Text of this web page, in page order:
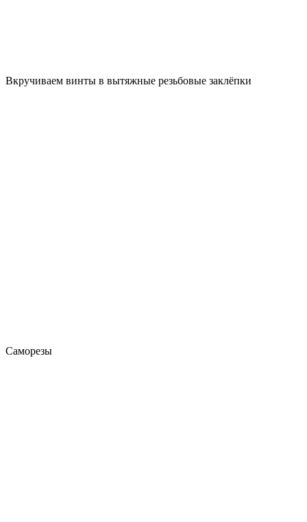
Вкручиваем винты в вытяжные резьбовые заклёпки
Саморезы